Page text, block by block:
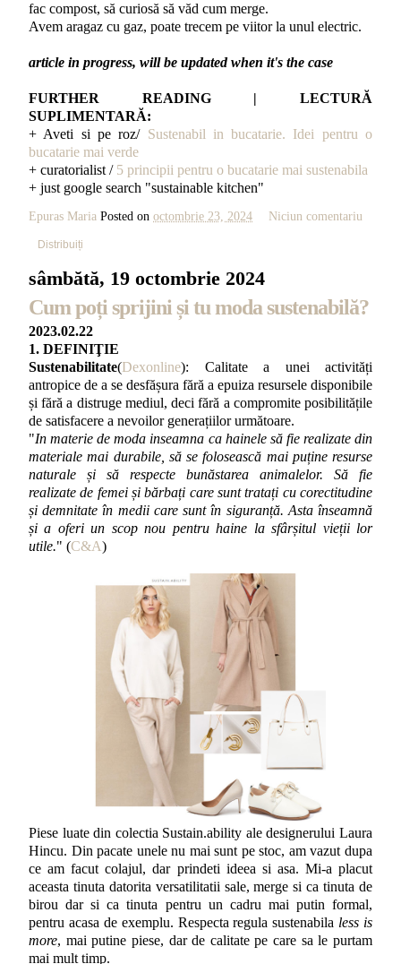
fac compost, să curiosă să văd cum merge.
Avem aragaz cu gaz, poate trecem pe viitor la unul electric.
article in progress, will be updated when it's the case
FURTHER READING | LECTURĂ
SUPLIMENTARĂ:
+ Aveti si pe roz/ Sustenabil in bucatarie. Idei pentru o
bucatarie mai verde
+ curatorialist / 5 principii pentru o bucatarie mai sustenabila
+ just google search "sustainable kitchen"
Epuras Maria Posted on octombrie 23, 2024 Niciun comentariu
Distribuiți
sâmbătă, 19 octombrie 2024
Cum poți sprijini și tu moda sustenabilă?
2023.02.22
1. DEFINIŢIE
Sustenabilitate(Dexonline): Calitate a unei activități
antropice de a se desfășura fără a epuiza resursele disponibile
și fără a distruge mediul, deci fără a compromite posibilitățile
de satisfacere a nevoilor generațiilor următoare.
"In materie de moda inseamna ca hainele să fie realizate din
materiale mai durabile, să se folosească mai puține resurse
naturale și să respecte bunăstarea animalelor. Să fie
realizate de femei și bărbați care sunt tratați cu corectitudine
și demnitate în medii care sunt în siguranță. Asta înseamnă
și a oferi un scop nou pentru haine la sfârșitul vieții lor
utile." (C&A)
Piese luate din colectia Sustain.ability ale designerului Laura
Hincu. Din pacate unele nu mai sunt pe stoc, am vazut dupa
ce am facut colajul, dar prindeti ideea si asa. Mi-a placut
aceasta tinuta datorita versatilitatii sale, merge si ca tinuta de
birou dar si ca tinuta pentru un cadru mai putin formal,
pentru acasa de exemplu. Respecta regula sustenabila less is
more, mai putine piese, dar de calitate pe care sa le purtam
mai mult timp.